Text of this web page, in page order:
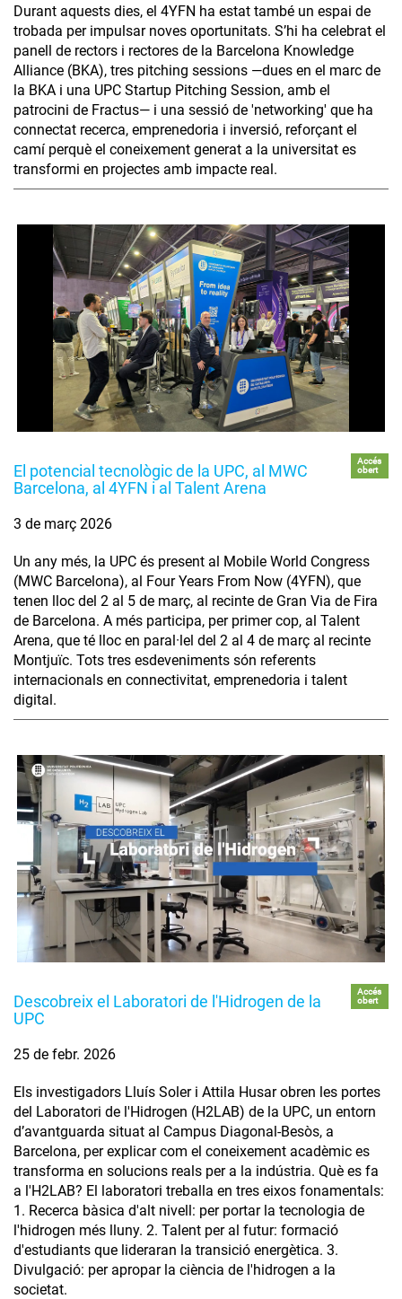
Durant aquests dies, el 4YFN ha estat també un espai de
trobada per impulsar noves oportunitats. S’hi ha celebrat el
panell de rectors i rectores de la Barcelona Knowledge
Alliance (BKA), tres pitching sessions —dues en el marc de
la BKA i una UPC Startup Pitching Session, amb el
patrocini de Fractus— i una sessió de 'networking' que ha
connectat recerca, emprenedoria i inversió, reforçant el
camí perquè el coneixement generat a la universitat es
transformi en projectes amb impacte real.
El potencial tecnològic de la UPC, al MWC
Barcelona, al 4YFN i al Talent Arena
Accés
obert
3 de març 2026
Un any més, la UPC és present al Mobile World Congress
(MWC Barcelona), al Four Years From Now (4YFN), que
tenen lloc del 2 al 5 de març, al recinte de Gran Via de Fira
de Barcelona. A més participa, per primer cop, al Talent
Arena, que té lloc en paral·lel del 2 al 4 de març al recinte
Montjuïc. Tots tres esdeveniments són referents
internacionals en connectivitat, emprenedoria i talent
digital.
Descobreix el Laboratori de l'Hidrogen de la
UPC
Accés
obert
25 de febr. 2026
Els investigadors Lluís Soler i Attila Husar obren les portes
del Laboratori de l'Hidrogen (H2LAB) de la UPC, un entorn
d’avantguarda situat al Campus Diagonal-Besòs, a
Barcelona, per explicar com el coneixement acadèmic es
transforma en solucions reals per a la indústria. Què es fa
a l'H2LAB? El laboratori treballa en tres eixos fonamentals:
1. Recerca bàsica d'alt nivell: per portar la tecnologia de
l'hidrogen més lluny. 2. Talent per al futur: formació
d'estudiants que lideraran la transició energètica. 3.
Divulgació: per apropar la ciència de l'hidrogen a la
societat.